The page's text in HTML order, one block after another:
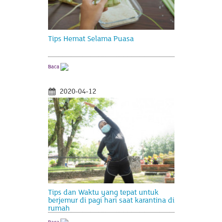
Tips Hemat Selama Puasa
Baca
2020-04-12
Tips dan Waktu yang tepat untuk
berjemur di pagi hari saat karantina di
rumah